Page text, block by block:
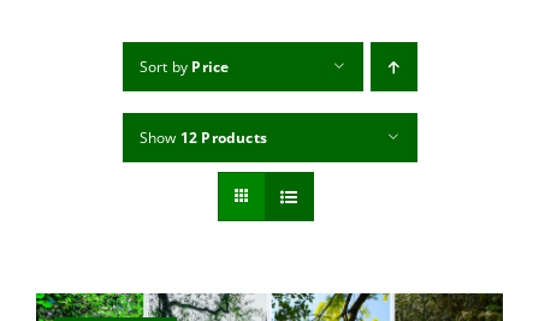
Sort by Price
Show 12 Products